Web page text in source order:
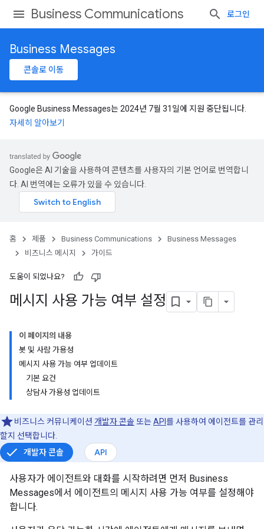
Business Communications 로그인
Business Messages
콘솔로 이동
Google Business Messages는 2024년 7월 31일에 지원 중단됩니다.
자세히 알아보기
Google은 AI 기술을 사용하여 콘텐츠를 사용자의 기본 언어로 번역합니
다. AI 번역에는 오류가 있을 수 있습니다.
홈 제품 Business Communications
Business Messages
비즈니스 메시지
가이드
도움이 되었나요?
메시지 사용 가능 여부 설정
이 페이지의 내용
봇 및 사람 가용성
메시지 사용 가능 여부 업데이트
기본 요건
상담사 가용성 업데이트
비즈니스 커뮤니케이션 개발자 콘솔 또는API 를 사용하여 에이전트를 관리
할지 선택합니다.
개발자 콘솔 API
사용자가 에이전트와 대화를 시작하려면 먼저 Business
Messages에서 에이전트의 메시지 사용 가능 여부를 설정해야
합니다.